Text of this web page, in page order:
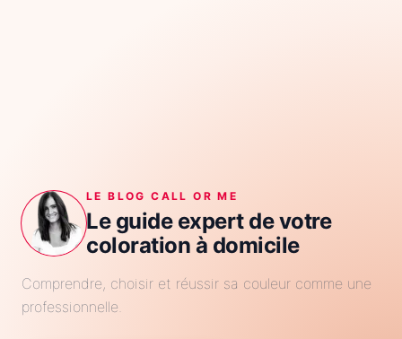
LE BLOG CALL OR ME
Le guide expert de votre
coloration à domicile
Comprendre, choisir et réussir sa couleur comme une
professionnelle.